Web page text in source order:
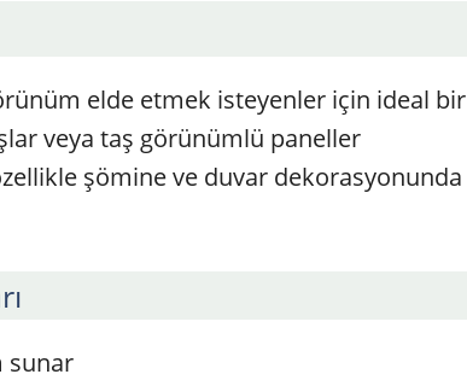
elde etmek isteyenler için ideal bir
veya taş görünümlü paneller
şömine ve duvar dekorasyonunda
sunar